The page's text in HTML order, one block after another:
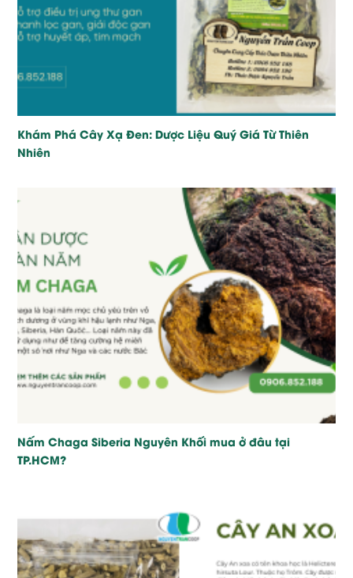
Khám Phá Cây Xạ Đen: Dược Liệu Quý Giá Từ Thiên
Nhiên
Nấm Chaga Siberia Nguyên Khối mua ở đâu tại
TP.HCM?